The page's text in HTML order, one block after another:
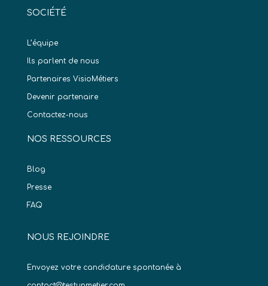
SOCIÉTÉ
L’équipe
Ils parlent de nous
Partenaires VisioMétiers
Devenir partenaire
Contactez-nous
NOS RESSOURCES
Blog
Presse
FAQ
NOUS REJOINDRE
Envoyez votre candidature spontanée à